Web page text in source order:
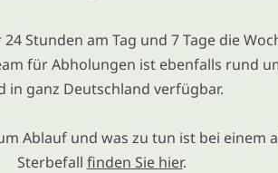
Stunden am Tag und 7 Tage die
für Abholungen ist ebenfalls rund
in ganz Deutschland verfügbar.
Ablauf und was zu tun ist bei einem
Sterbefall finden Sie hier.